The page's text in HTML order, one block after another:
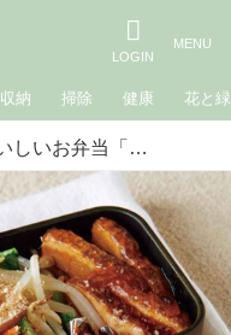
収納 掃除 健康 花と緑
朝10分でおいしいお弁当「野菜ビビンバ弁当」のつくり方。もやしはシャキッと、おいしく時短／料理家・瀬尾幸子さん